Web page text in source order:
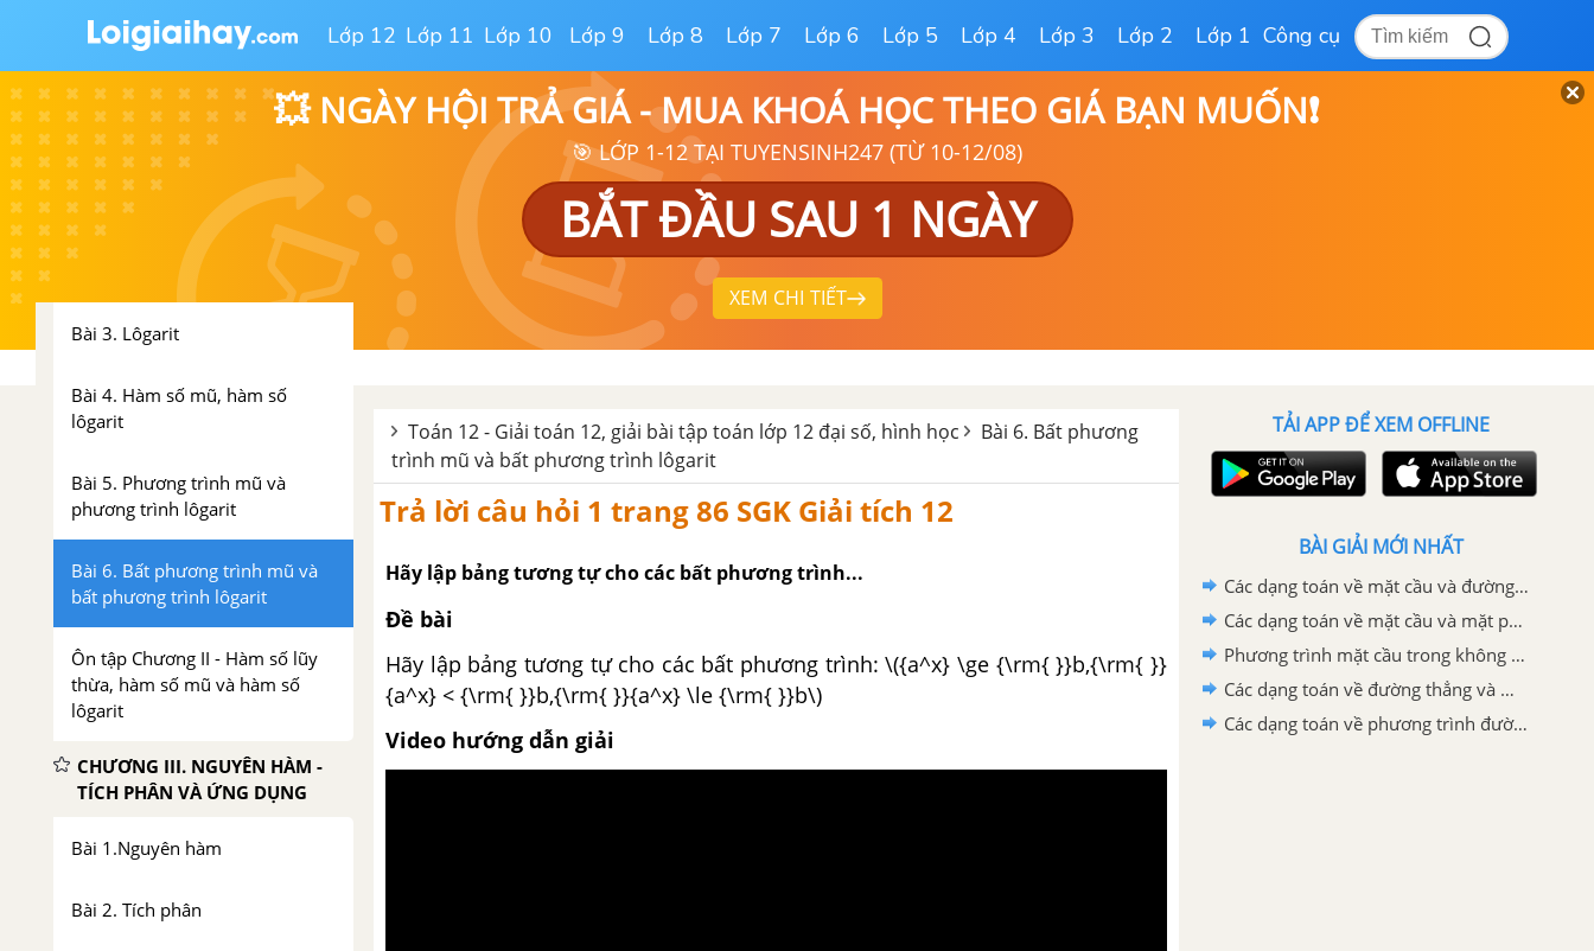
Lớp 12 Lớp 11 Lớp 10 Lớp 9 Lớp 8 Lớp 7 Lớp 6 Lớp 5 Lớp 4 Lớp 3 Lớp 2 Lớp 1 Công cụ
💥 NGÀY HỘI TRẢ GIÁ - MUA KHOÁ HỌC THEO GIÁ BẠN MUỐN❗
🎯 LỚP 1-12 TẠI TUYENSINH247 (TỪ 10-12/08)
BẮT ĐẦU SAU 1 NGÀY
XEM CHI TIẾT
đạo hàm để khảo sát và vẽ đồ
thị hàm sô
CHƯƠNG II. HÀM SỐ LŨY
THỪA HÀM SỐ MŨ VÀ HÀM
SỐ LÔGARIT
Bài 1. Lũy thừa
Bài 2. Hàm số lũy thừa
Bài 3. Lôgarit
Bài 4. Hàm số mũ, hàm số
lôgarit
Bài 5. Phương trình mũ và
phương trình lôgarit
Bài 6. Bất phương trình mũ và
bất phương trình lôgarit
Ôn tập Chương II - Hàm số lũy
thừa, hàm số mũ và hàm số
lôgarit
CHƯƠNG III. NGUYÊN HÀM -
TÍCH PHÂN VÀ ỨNG DỤNG
Bài 1.Nguyên hàm
Bài 2. Tích phân
Toán 12 - Giải toán 12, giải bài tập toán lớp 12 đại số, hình học
Bài 6. Bất phương
trình mũ và bất phương trình lôgarit
Trả lời câu hỏi 1 trang 86 SGK Giải tích 12
Hãy lập bảng tương tự cho các bất phương trình...
Đề bài
Hãy lập bảng tương tự cho các bất phương trình: \({a^x} \ge {\rm{ }}b,{\rm{ }}
{a^x} < {\rm{ }}b,{\rm{ }}{a^x} \le {\rm{ }}b\)
Video hướng dẫn giải
TẢI APP ĐỂ XEM OFFLINE
BÀI GIẢI MỚI NHẤT
Các dạng toán về mặt cầu và đường thẳng
Các dạng toán về mặt cầu và mặt phẳng
Phương trình mặt cầu trong không gian
Các dạng toán về đường thẳng và mặt phẳng
Các dạng toán về phương trình đường thẳng